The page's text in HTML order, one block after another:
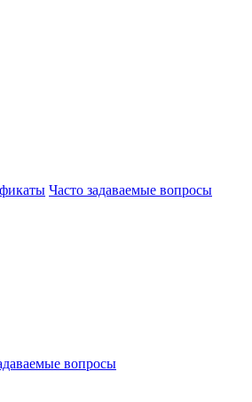
Часто задаваемые вопросы
вопросы